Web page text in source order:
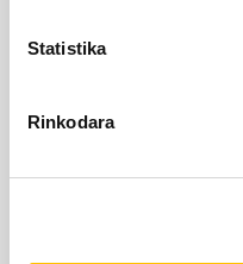
Statistika
Rinkodara
pieder oficiālās tiesības